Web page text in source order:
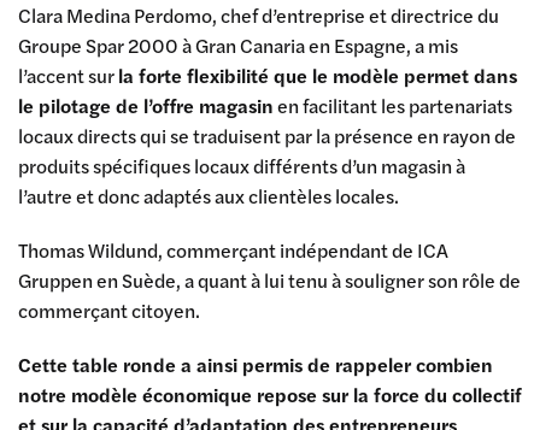
Clara Medina Perdomo, chef d’entreprise et directrice du
Groupe Spar 2000 à Gran Canaria en Espagne, a mis
l’accent surla forte flexibilité que le modèle permet dans
le pilotage de l’offre magasinen facilitant les partenariats
locaux directs qui se traduisent par la présence en rayon de
produits spécifiques locaux différents d’un magasin à
l’autre et donc adaptés aux clientèles locales.
Thomas Wildund, commerçant indépendant de ICA
Gruppen en Suède, a quant à lui tenu à souligner son rôle de
commerçant citoyen.
Cette table ronde a ainsi permis de rappeler combien
notre modèle économique repose sur la force du collectif